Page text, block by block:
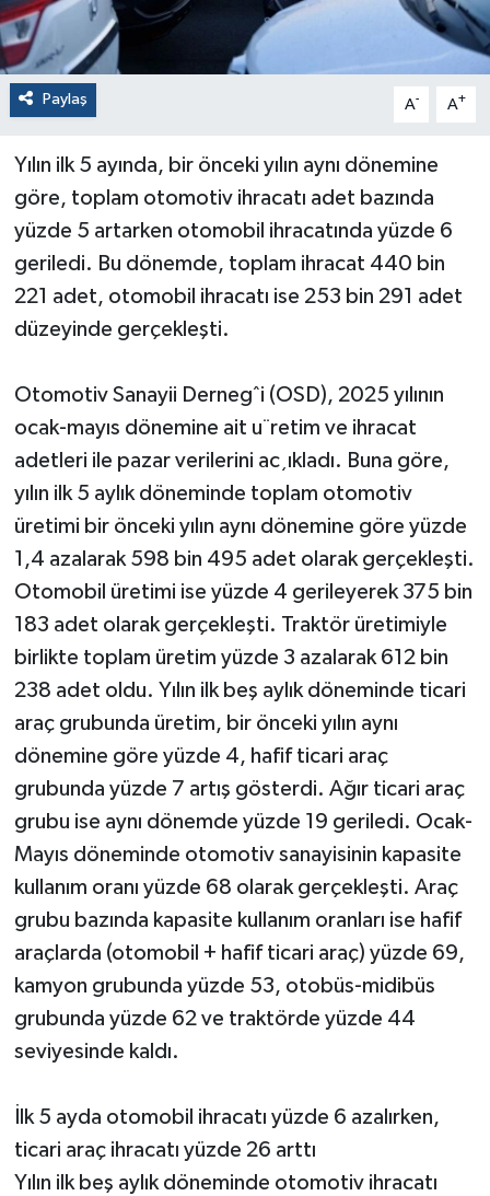
Paylaş A- A+
Yılın ilk 5 ayında, bir önceki yılın aynı dönemine
göre, toplam otomotiv ihracatı adet bazında
yüzde 5 artarken otomobil ihracatında yüzde 6
geriledi. Bu dönemde, toplam ihracat 440 bin
221 adet, otomobil ihracatı ise 253 bin 291 adet
düzeyinde gerçekleşti.
Otomotiv Sanayii Dernegˆi (OSD), 2025 yılının
ocak-mayıs dönemine ait u¨retim ve ihracat
adetleri ile pazar verilerini ac¸ıkladı. Buna göre,
yılın ilk 5 aylık döneminde toplam otomotiv
üretimi bir önceki yılın aynı dönemine göre yüzde
1,4 azalarak 598 bin 495 adet olarak gerçekleşti.
Otomobil üretimi ise yüzde 4 gerileyerek 375 bin
183 adet olarak gerçekleşti. Traktör üretimiyle
birlikte toplam üretim yüzde 3 azalarak 612 bin
238 adet oldu. Yılın ilk beş aylık döneminde ticari
araç grubunda üretim, bir önceki yılın aynı
dönemine göre yüzde 4, hafif ticari araç
grubunda yüzde 7 artış gösterdi. Ağır ticari araç
grubu ise aynı dönemde yüzde 19 geriledi. Ocak-
Mayıs döneminde otomotiv sanayisinin kapasite
kullanım oranı yüzde 68 olarak gerçekleşti. Araç
grubu bazında kapasite kullanım oranları ise hafif
araçlarda (otomobil + hafif ticari araç) yüzde 69,
kamyon grubunda yüzde 53, otobüs-midibüs
grubunda yüzde 62 ve traktörde yüzde 44
seviyesinde kaldı.
İlk 5 ayda otomobil ihracatı yüzde 6 azalırken,
ticari araç ihracatı yüzde 26 arttı
Yılın ilk beş aylık döneminde otomotiv ihracatı